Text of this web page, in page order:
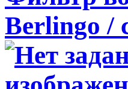
Berlingo /